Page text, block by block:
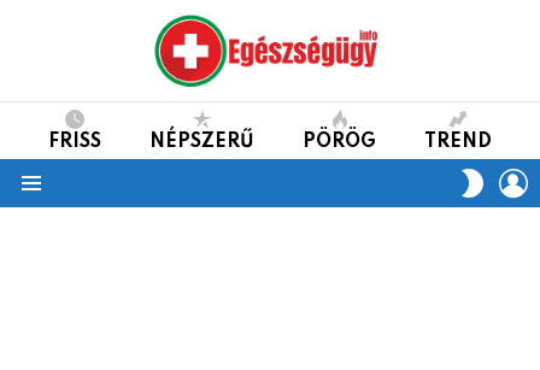
FRISS NÉPSZERŰ PÖRÖG TREND
SKIN